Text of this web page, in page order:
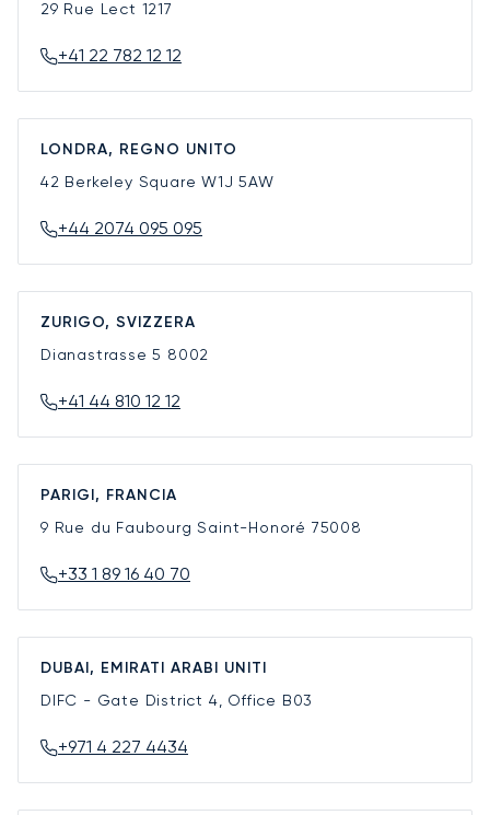
29 Rue Lect 1217
+41 22 782 12 12
LONDRA, REGNO UNITO
42 Berkeley SquareW1J 5AW
+44 2074 095 095
ZURIGO, SVIZZERA
Dianastrasse 5 8002
+41 44 810 12 12
PARIGI, FRANCIA
9 Rue du Faubourg Saint-Honoré 75008
+33 1 89 16 40 70
DUBAI, EMIRATI ARABI UNITI
DIFC - Gate District 4, Office B03
+971 4 227 4434